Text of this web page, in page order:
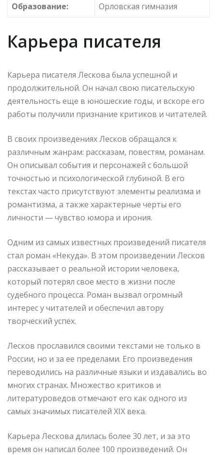
Образование:
Орловская гимназия
Карьера писателя
Карьера писателя Лескова была успешной и
продолжительной. Он начал свою писательскую
деятельность еще в юношеские годы, и вскоре его
работы получили признание критиков и читателей.
В своих произведениях Лесков обращался к
различным жанрам: рассказам, повестям, романам.
Он описывал события и персонажей с большой
точностью и психологической глубиной. В его
текстах часто присутствуют элементы реализма и
романтизма, а также характерные черты его
личности — чувство юмора и ирония.
Одним из самых известных произведений писателя
стал роман «Некуда». В этом произведении Лесков
рассказывает о реальной истории человека,
который потерял свое место в жизни после
судебного процесса. Роман вызвал огромный
интерес у читателей и обеспечил автору
творческий успех.
Лесков прославился своими текстами не только в
России, но и за ее пределами. Его произведения
переводились на различные языки и издавались во
многих странах. Множество критиков и
литературоведов отмечают его как одного из
самых значимых писателей XIX века.
Карьера Лескова длилась более 30 лет, и за это
время он написал более 100 произведений. Он